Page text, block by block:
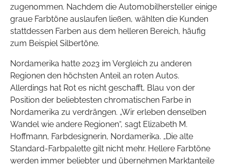
zugenommen. Nachdem die Automobilhersteller einige
graue Farbtöne auslaufen ließen, wählten die Kunden
stattdessen Farben aus dem helleren Bereich, häufig
zum Beispiel Silbertöne.
Nordamerika hatte 2023 im Vergleich zu anderen
Regionen den höchsten Anteil an roten Autos.
Allerdings hat Rot es nicht geschafft, Blau von der
Position der beliebtesten chromatischen Farbe in
Nordamerika zu verdrängen. „Wir erleben denselben
Wandel wie andere Regionen“, sagt Elizabeth M.
Hoffmann, Farbdesignerin, Nordamerika. „Die alte
Standard-Farbpalette gilt nicht mehr. Hellere Farbtöne
werden immer beliebter und übernehmen Marktanteile